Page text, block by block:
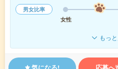
男女比率
女性
もっ